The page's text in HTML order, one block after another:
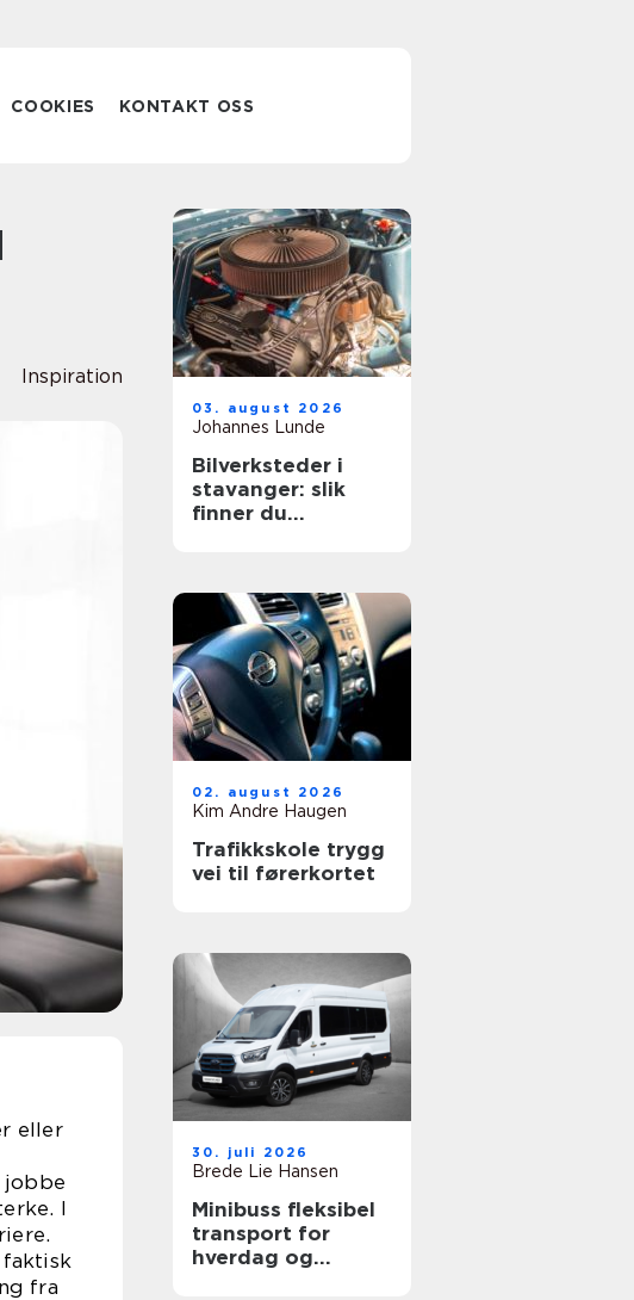
COOKIES KONTAKT OSS
Inspiration
eller
jobbe
I
fra
03. august 2026
Johannes Lunde
Bilverksteder i
stavanger: slik
finner du
02. august 2026
Kim Andre Haugen
Trafikkskole trygg
vei til førerkortet
30. juli 2026
Brede Lie Hansen
Minibuss fleksibel
transport for
hverdag og